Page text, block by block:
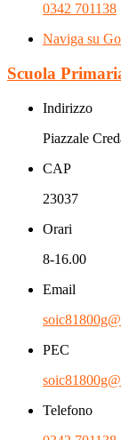
0342 701138
Naviga su
Scuola
Indirizzo
Piazzale
CAP
23037
Orari
8-16.00
Email
PEC
Telefono